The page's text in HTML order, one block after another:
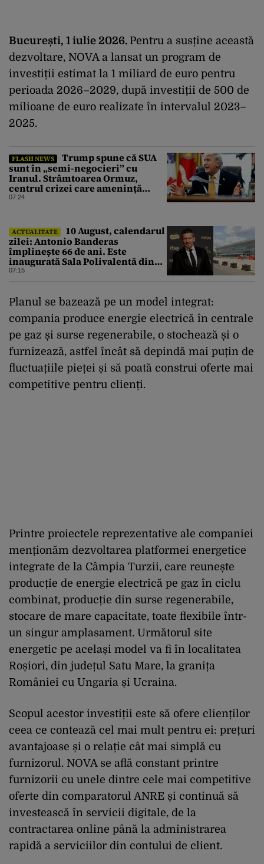
București, 1 iulie 2026. Pentru a susține această
dezvoltare, NOVA a lansat un program de
investiții estimat la 1 miliard de euro pentru
perioada 2026–2029, după investiții de 500 de
milioane de euro realizate în intervalul 2023–
2025.
FLASH NEWS
Trump spune că SUA
sunt în „semi-negocieri” cu
Iranul. Strâmtoarea Ormuz,
centrul crizei care amenință
piața mondială a petrolului
07:24
ACTUALITATE
10 August, calendarul
zilei: Antonio Banderas
împlinește 66 de ani. Este
inaugurată Sala Polivalentă din
București
07:15
Planul se bazează pe un model integrat:
compania produce energie electrică în centrale
pe gaz și surse regenerabile, o stochează și o
furnizează, astfel încât să depindă mai puțin de
fluctuațiile pieței și să poată construi oferte mai
competitive pentru clienți.
Printre proiectele reprezentative ale companiei
menționăm dezvoltarea platformei energetice
integrate de la Câmpia Turzii, care reunește
producție de energie electrică pe gaz în ciclu
combinat, producție din surse regenerabile,
stocare de mare capacitate, toate flexibile într-
un singur amplasament. Următorul site
energetic pe același model va fi în localitatea
Roșiori, din județul Satu Mare, la granița
României cu Ungaria și Ucraina.
Scopul acestor investiții este să ofere clienților
ceea ce contează cel mai mult pentru ei: prețuri
avantajoase și o relație cât mai simplă cu
furnizorul. NOVA se află constant printre
furnizorii cu unele dintre cele mai competitive
oferte din comparatorul ANRE și continuă să
investească în servicii digitale, de la
contractarea online până la administrarea
rapidă a serviciilor din contului de client.